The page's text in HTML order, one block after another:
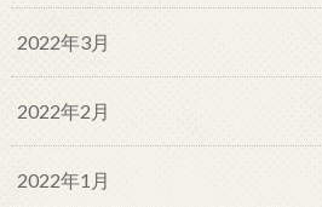
2022年3月
2022年2月
2022年1月